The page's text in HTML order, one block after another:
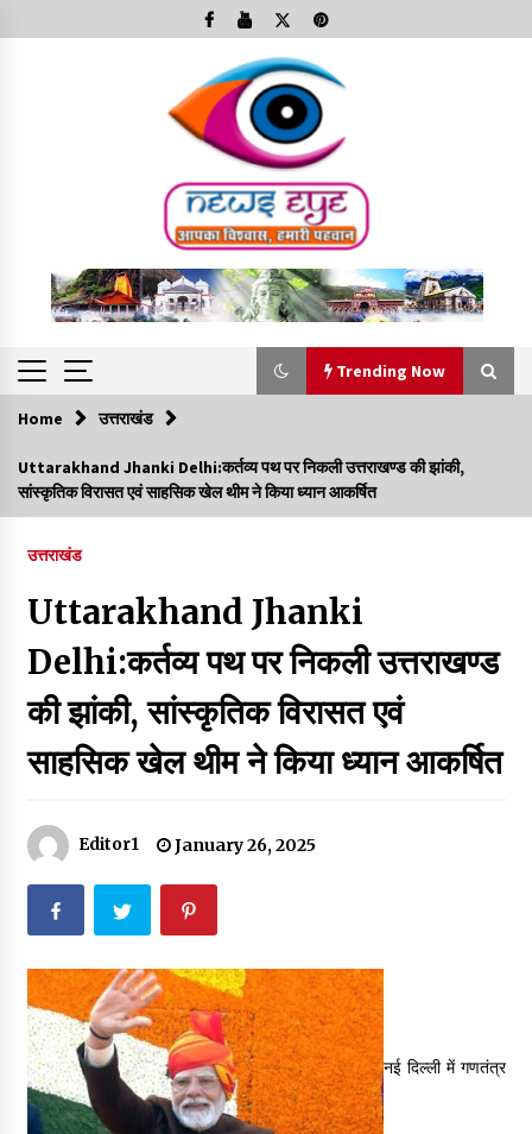
to
Trending Now
Trending Now
Minorities Rights Day : विश्व अल्पसंख्यक अधिकार दिवस
कार्यक्रम में शामिल हुए सीएम,आधुनिक मदरसों का नाम अब्दुल कलाम के नाम
Thought Of The Day 7 September
September 7, 2023
Thought Of The Day 6 September
September 6, 2023
May 18, 2022
Thought Of The Day 17 May
May 17, 2022
Thought Of The Day 16 May
May 16, 2022
Home उत्तराखंड
Uttarakhand Jhanki Delhi:कर्तव्य पथ पर निकली उत्तराखण्ड की झांकी,
सांस्कृतिक विरासत एवं साहसिक खेल थीम ने किया ध्यान आकर्षित
उत्तराखंड
Uttarakhand Jhanki
Delhi:कर्तव्य पथ पर निकली उत्तराखण्ड
की झांकी, सांस्कृतिक विरासत एवं
साहसिक खेल थीम ने किया ध्यान आकर्षित
Editor1 January 26, 2025
नई दिल्ली में गणतंत्र